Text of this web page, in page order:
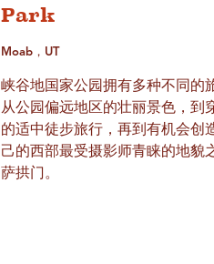
Park
Moab，UT
峡谷地国家公园拥有多种不同的
从公园偏远地区的壮丽景色，到
的适中徒步旅行，再到有机会创
己的西部最受摄影师青睐的地
萨拱门。